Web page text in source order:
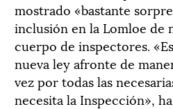
mostrado «bastante
inclusión en la Lomloe de
cuerpo de inspectores.
nueva ley afronte de
vez por todas las
necesita la Inspección»,